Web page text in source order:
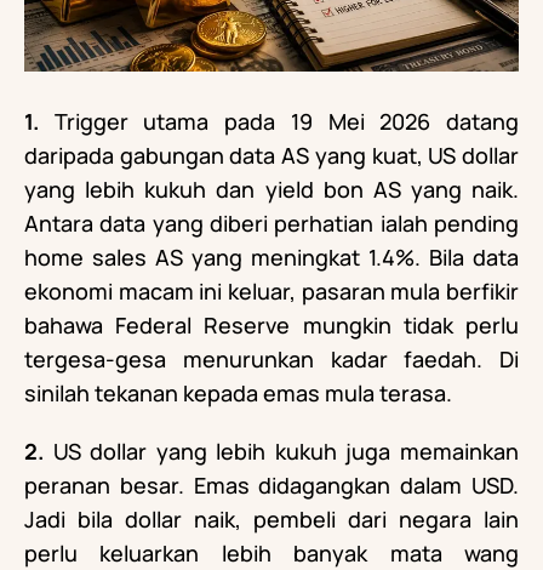
1. Trigger utama pada 19 Mei 2026 datang
daripada gabungan data AS yang kuat, US dollar
yang lebih kukuh dan yield bon AS yang naik.
Antara data yang diberi perhatian ialah pending
home sales AS yang meningkat 1.4%. Bila data
ekonomi macam ini keluar, pasaran mula berfikir
bahawa Federal Reserve mungkin tidak perlu
tergesa-gesa menurunkan kadar faedah. Di
sinilah tekanan kepada emas mula terasa.
2. US dollar yang lebih kukuh juga memainkan
peranan besar. Emas didagangkan dalam USD.
Jadi bila dollar naik, pembeli dari negara lain
perlu keluarkan lebih banyak mata wang